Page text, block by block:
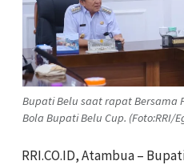
Bupati Belu saat rapat Bersama
Bola Bupati Belu Cup. (Foto:RRI/
RRI.CO.ID, Atambua –